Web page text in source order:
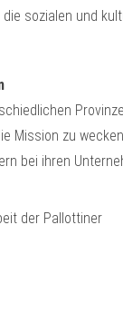
sozialen und
Mission zu
bei ihren